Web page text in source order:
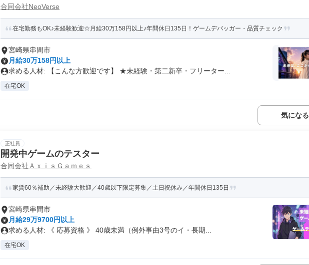
合同会社NeoVerse
在宅勤務もOK♪未経験歓迎☆月給30万158円以上♪年間休日135日！ゲームデバッガー・品質チェック
宮崎県串間市
月給30万158円以上
求める人材: 【こんな方歓迎です】 ★未経験・第二新卒・フリーター...
在宅OK
気になる
正社員
開発中ゲームのテスター
合同会社ＡｘｉｓＧａｍｅｓ
家賃60％補助／未経験大歓迎／40歳以下限定募集／土日祝休み／年間休日135日
宮崎県串間市
月給29万9700円以上
求める人材: 《 応募資格 》 40歳未満（例外事由3号のイ・長期...
在宅OK